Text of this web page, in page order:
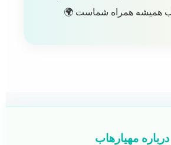
همیشه همراه شماست 🌍
درباره مهیارهاب